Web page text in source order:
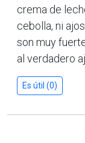
crema de
cebolla, ni
son muy
al verdadero
Es útil (0)